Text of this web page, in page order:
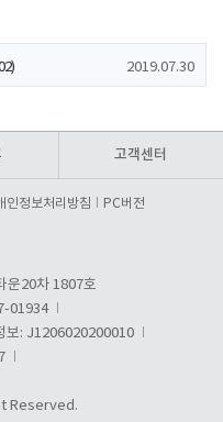
2019.07.30
고객센터
인정보처리방침 PC버전
운20차 1807호
01934
보: J1206020200010
Reserved.